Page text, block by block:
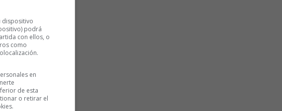
, un
a la
de las
dispositivo
podrá
con ellos, o
como
en
de esta
o retirar el